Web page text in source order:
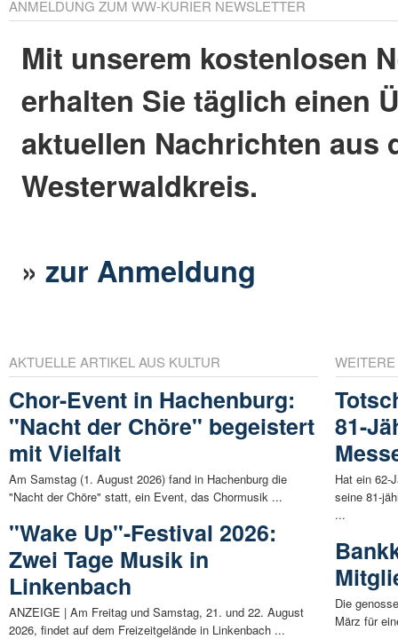
ANMELDUNG ZUM WW-KURIER NEWSLETTER
Mit unserem kostenlosen
erhalten Sie täglich einen
aktuellen Nachrichten aus
Westerwaldkreis.
»zur Anmeldung
AKTUELLE ARTIKEL AUS KULTUR
Chor-Event in Hachenburg:
"Nacht der Chöre" begeistert
mit Vielfalt
Am Samstag (1. August 2026) fand in Hachenburg die
"Nacht der Chöre" statt, ein Event, das Chormusik ...
"Wake Up"-Festival 2026:
Zwei Tage Musik in
Linkenbach
ANZEIGE | Am Freitag und Samstag, 21. und 22. August
2026, findet auf dem Freizeitgelände in Linkenbach ...
81-
Hat ein 62-
seine 81-
...
Die
März für